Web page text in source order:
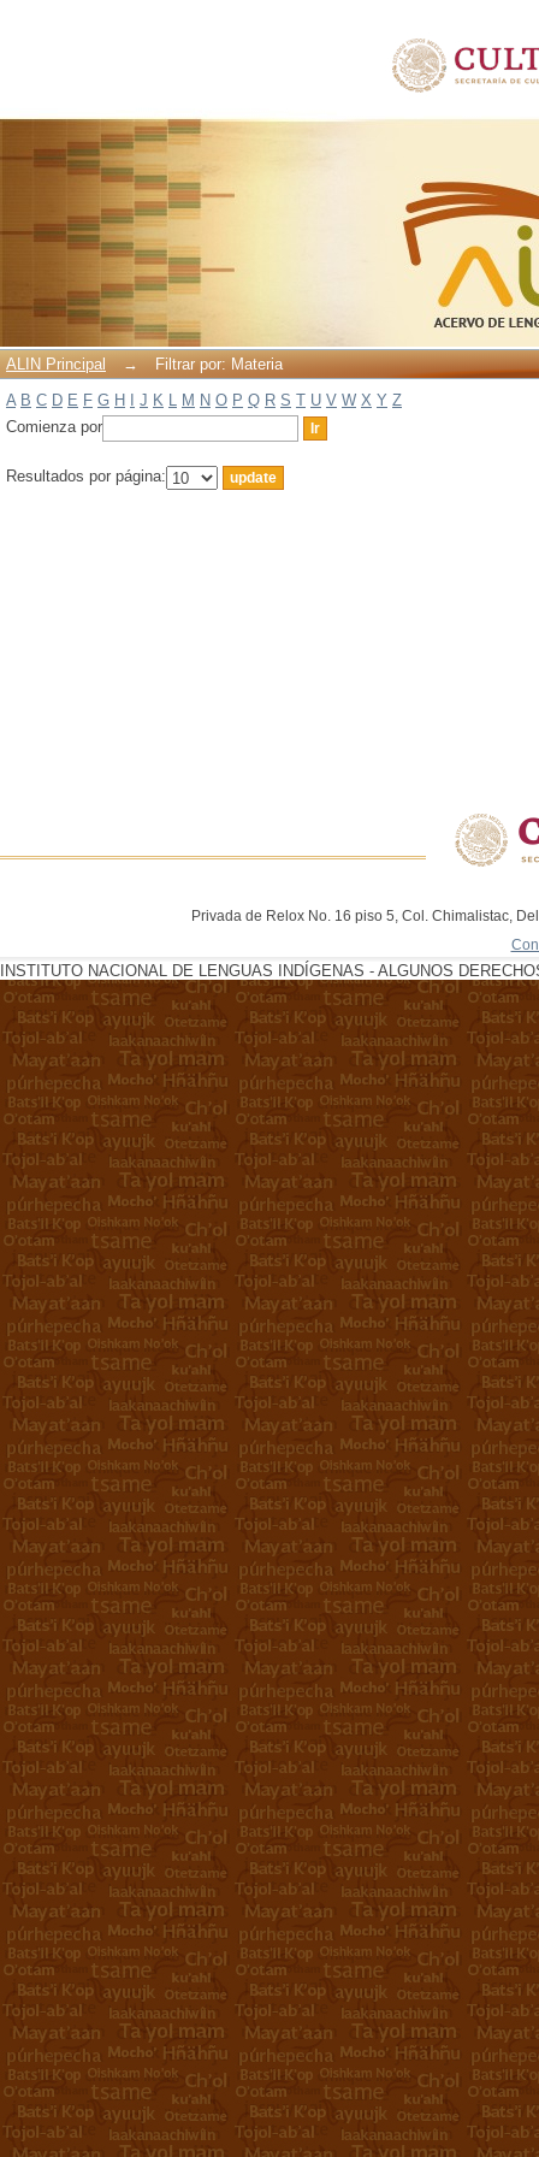
ALIN Principal →
Filtrar por: Materia
A B C D E F G H J K L M N O P Q R S T U V W X Y Z
Comienza por
Resultados por página:
Privada de Relox No. 16 piso 5, Col. Chimalistac,
INSTITUTO NACIONAL DE LENGUAS INDÍGENAS - ALGUNOS